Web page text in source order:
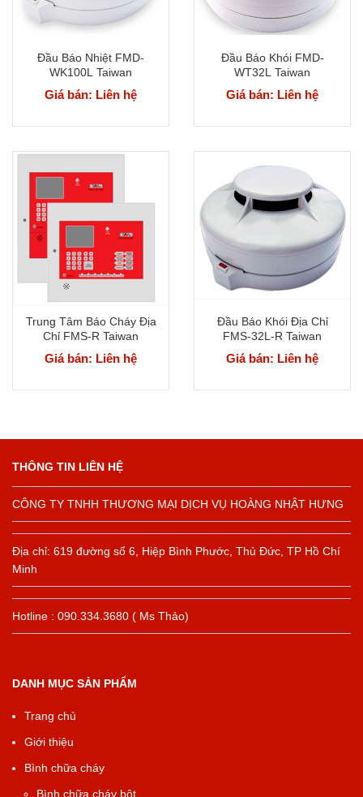
Đầu Báo Nhiệt FMD-
WK100L Taiwan
Giá bán: Liên hệ
Đầu Báo Khói FMD-
WT32L Taiwan
Giá bán: Liên hệ
Trung Tâm Báo Cháy Địa
Chỉ FMS-R Taiwan
Giá bán: Liên hệ
Đầu Báo Khói Địa Chỉ
FMS-32L-R Taiwan
Giá bán: Liên hệ
THÔNG TIN LIÊN HỆ
CÔNG TY TNHH THƯƠNG MẠI DỊCH VỤ HOÀNG NHẬT HƯNG
Địa chỉ: 619 đường số 6, Hiệp Bình Phước, Thủ Đức, TP Hồ Chí
Minh
Hotline : 090.334.3680 ( Ms Thảo)
DANH MỤC SẢN PHẨM
Trang chủ
Giới thiệu
Bình chữa cháy
Bình chữa cháy bột